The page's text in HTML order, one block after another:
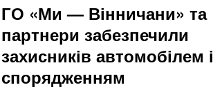
ГО «Ми — Вінничани» та
партнери забезпечили
захисників автомобілем і
спорядженням